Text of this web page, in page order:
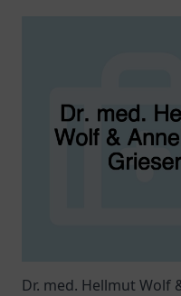
Dr. med. Hellmut Wolf